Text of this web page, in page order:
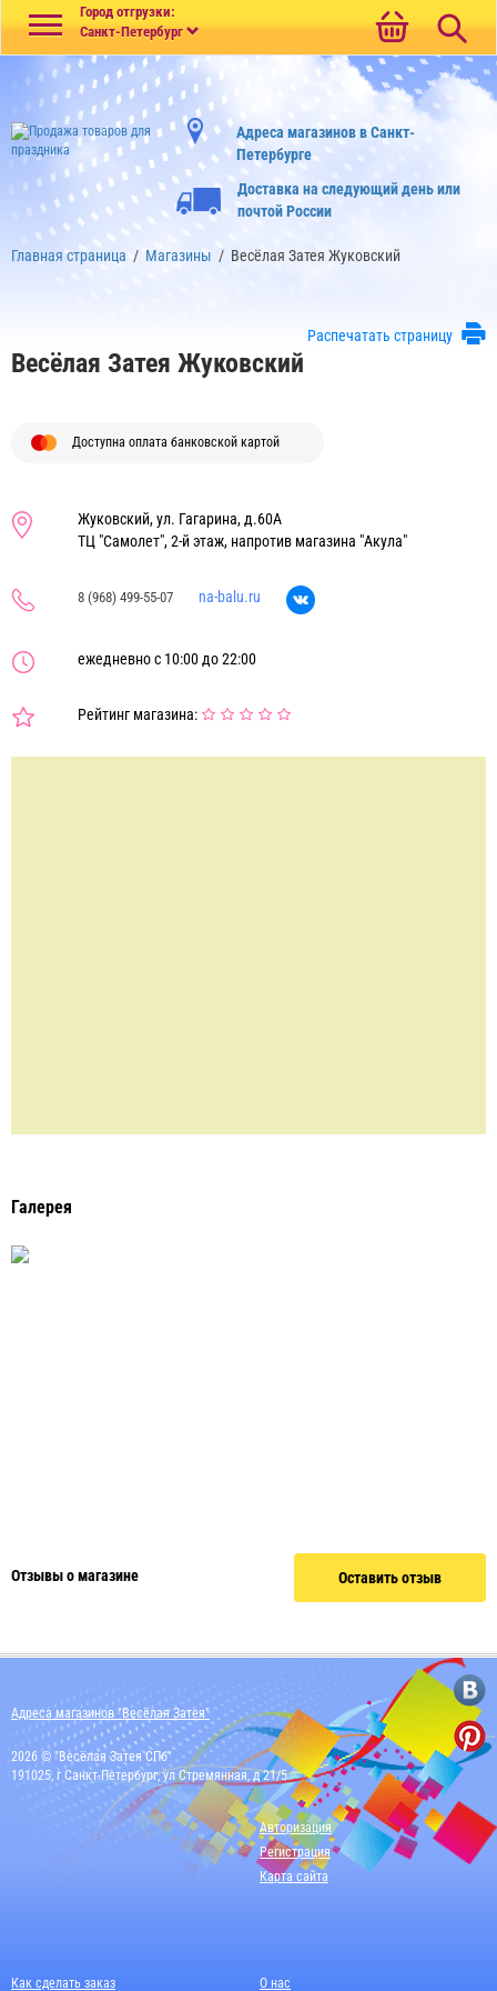
Город отгрузки:
Санкт-Петербург
Адреса магазинов в Санкт-
Петербурге
Доставка на следующий день или
почтой России
Главная страница / Магазины / Весёлая Затея Жуковский
Распечатать страницу
Весёлая Затея Жуковский
Доступна оплата банковской картой
Жуковский, ул. Гагарина, д.60А
ТЦ "Самолет", 2-й этаж, напротив магазина "Акула"
8 (968) 499-55-07 na-balu.ru
ежедневно с 10:00 до 22:00
Рейтинг магазина:
Галерея
Отзывы о магазине Оставить отзыв
Адреса магазинов "Весёлая Затея"
2026 © "Весёлая Затея СПб"
191025, г Санкт-Петербург, ул Стремянная, д 21/5
Авторизация
Регистрация
Карта сайта
Как сделать заказ О нас